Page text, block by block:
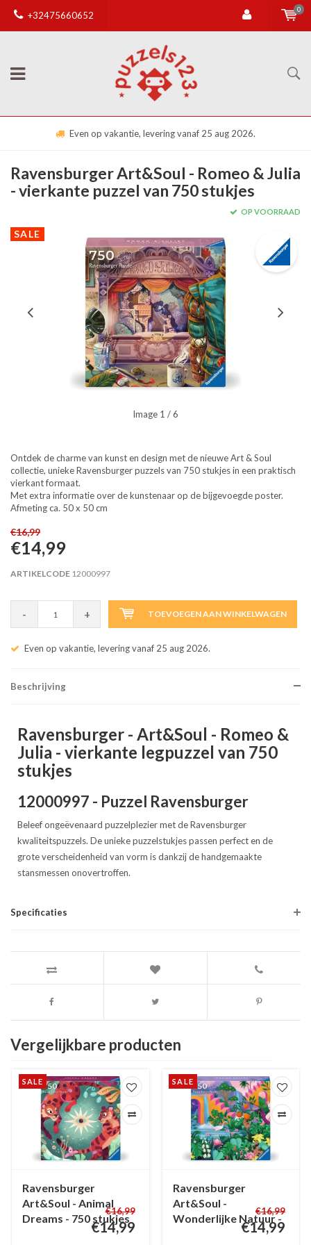
+32475660652
0
Even op vakantie, levering vanaf 25 aug 2026.
Ravensburger Art&Soul - Romeo & Julia
- vierkante puzzel van 750 stukjes
OP VOORRAAD
SALE
Image 1 / 6
Ontdek de charme van kunst en design met de nieuwe Art & Soul
collectie, unieke Ravensburger puzzels van 750 stukjes in een praktisch
vierkant formaat.
Met extra informatie over de kunstenaar op de bijgevoegde poster.
Afmeting ca. 50 x 50 cm
€16,99
€14,99
ARTIKELCODE 12000997
- + TOEVOEGEN AAN WINKELWAGEN
Even op vakantie, levering vanaf 25 aug 2026.
Beschrijving
Ravensburger - Art&Soul - Romeo &
Julia - vierkante legpuzzel van 750
stukjes
12000997 - Puzzel Ravensburger
Beleef ongeëvenaard puzzelplezier met de Ravensburger
kwaliteitspuzzels. De unieke puzzelstukjes passen perfect en de
grote verscheidenheid van vorm is dankzij de handgemaakte
stansmessen onovertroffen.
Specificaties
Vergelijkbare producten
SALE
Ravensburger
Art&Soul - Animal
Dreams - 750 stukjes
€16,99
€14,99
SALE
Ravensburger
Art&Soul -
Wonderlijke Natuur -
€16,99
€14,99